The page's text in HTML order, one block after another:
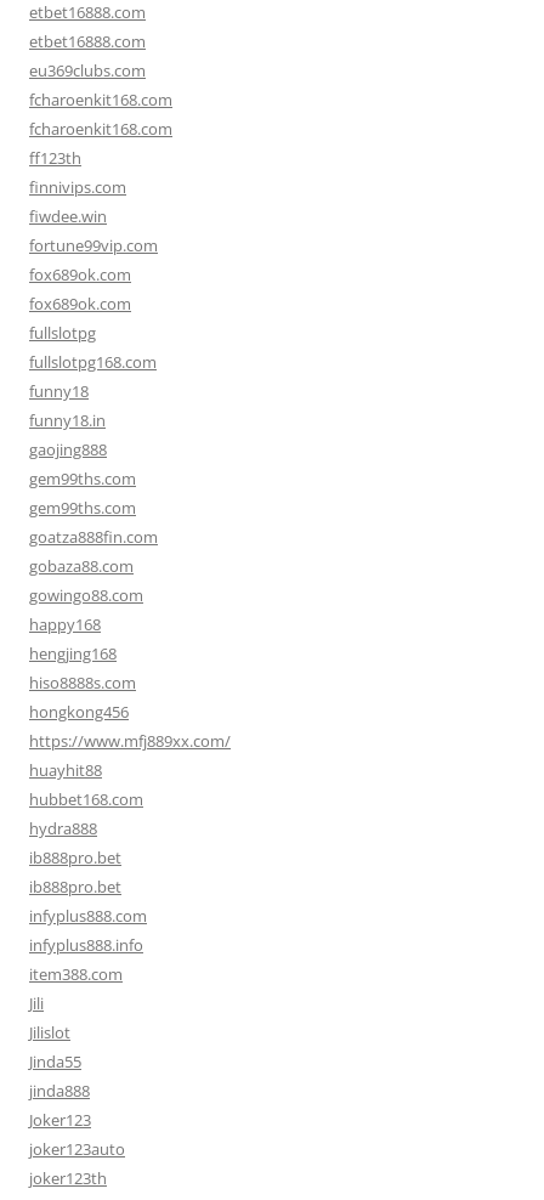
etbet16888.com
etbet16888.com
eu369clubs.com
fcharoenkit168.com
fcharoenkit168.com
ff123th
finnivips.com
fiwdee.win
fortune99vip.com
fox689ok.com
fox689ok.com
fullslotpg
fullslotpg168.com
funny18
funny18.in
gaojing888
gem99ths.com
gem99ths.com
goatza888fin.com
gobaza88.com
gowingo88.com
happy168
hengjing168
hiso8888s.com
hongkong456
https://www.mfj889xx.com/
huayhit88
hubbet168.com
hydra888
ib888pro.bet
ib888pro.bet
infyplus888.com
infyplus888.info
item388.com
Jili
Jilislot
Jinda55
jinda888
Joker123
joker123auto
joker123th